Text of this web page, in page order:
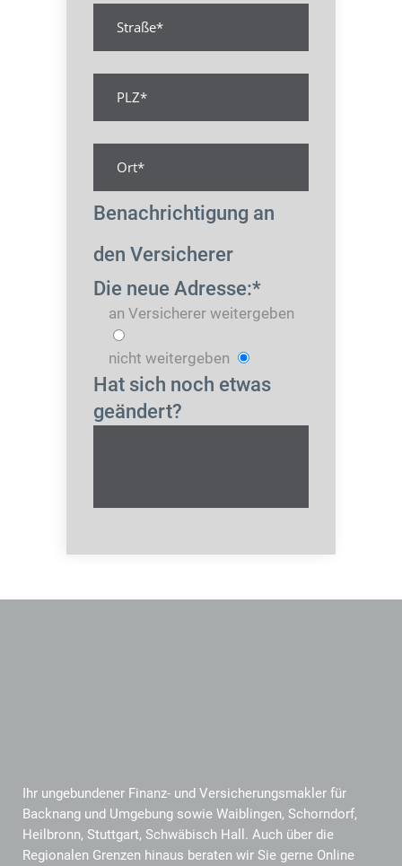
Benachrichtigung an
den Versicherer
Die neue Adresse:*
an Versicherer weitergeben
nicht weitergeben
Hat sich noch etwas
geändert?
Ihr ungebundener Finanz- und Versicherungsmakler für
Backnang und Umgebung sowie Waiblingen, Schorndorf,
Heilbronn, Stuttgart, Schwäbisch Hall. Auch über die
Regionalen Grenzen hinaus beraten wir Sie gerne Online